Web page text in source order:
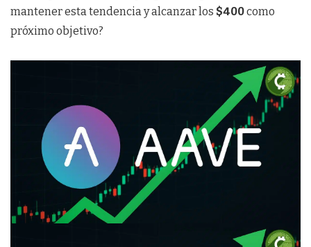
mantener esta tendencia y alcanzar los $400como
próximo objetivo?